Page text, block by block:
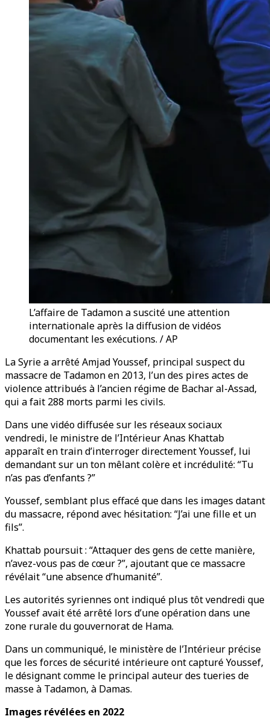
L’affaire de Tadamon a suscité une attention
internationale après la diffusion de vidéos
documentant les exécutions. / AP
La Syrie a arrêté Amjad Youssef, principal suspect du
massacre de Tadamon en 2013, l’un des pires actes de
violence attribués à l’ancien régime de Bachar al-Assad,
qui a fait 288 morts parmi les civils.
Dans une vidéo diffusée sur les réseaux sociaux
vendredi, le ministre de l’Intérieur Anas Khattab
apparaît en train d’interroger directement Youssef, lui
demandant sur un ton mêlant colère et incrédulité: “Tu
n’as pas d’enfants ?”
Youssef, semblant plus effacé que dans les images datant
du massacre, répond avec hésitation: “J’ai une fille et un
fils”.
Khattab poursuit : “Attaquer des gens de cette manière,
n’avez-vous pas de cœur ?”, ajoutant que ce massacre
révélait “une absence d’humanité”.
Les autorités syriennes ont indiqué plus tôt vendredi que
Youssef avait été arrêté lors d’une opération dans une
zone rurale du gouvernorat de Hama.
Dans un communiqué, le ministère de l’Intérieur précise
que les forces de sécurité intérieure ont capturé Youssef,
le désignant comme le principal auteur des tueries de
masse à Tadamon, à Damas.
Images révélées en 2022